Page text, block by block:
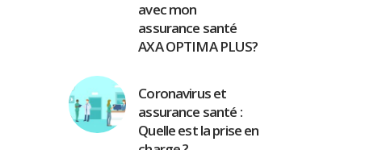
avec mon
assurance santé
AXA OPTIMA PLUS?
Coronavirus et
assurance santé :
Quelle est la prise en